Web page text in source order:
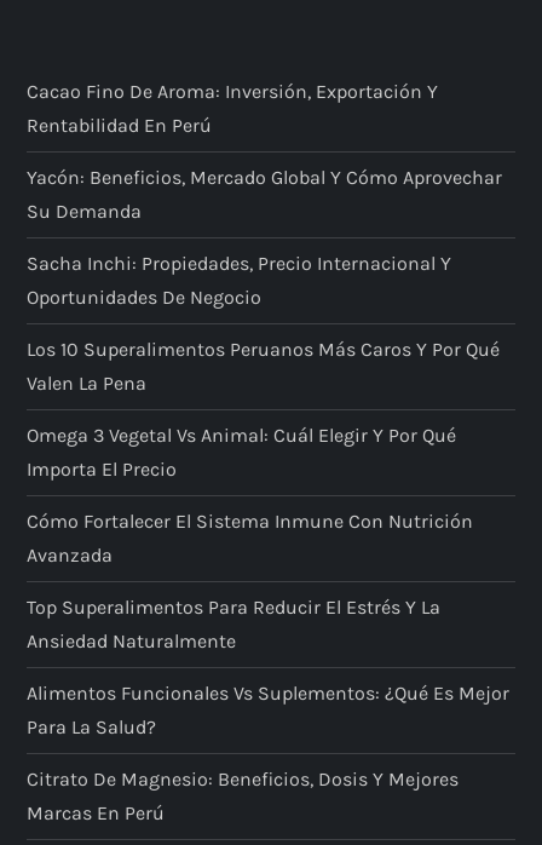
Cacao Fino De Aroma: Inversión, Exportación Y
Rentabilidad En Perú
Yacón: Beneficios, Mercado Global Y Cómo Aprovechar
Su Demanda
Sacha Inchi: Propiedades, Precio Internacional Y
Oportunidades De Negocio
Los 10 Superalimentos Peruanos Más Caros Y Por Qué
Valen La Pena
Omega 3 Vegetal Vs Animal: Cuál Elegir Y Por Qué
Importa El Precio
Cómo Fortalecer El Sistema Inmune Con Nutrición
Avanzada
Top Superalimentos Para Reducir El Estrés Y La
Ansiedad Naturalmente
Alimentos Funcionales Vs Suplementos: ¿qué Es Mejor
Para La Salud?
Citrato De Magnesio: Beneficios, Dosis Y Mejores
Marcas En Perú